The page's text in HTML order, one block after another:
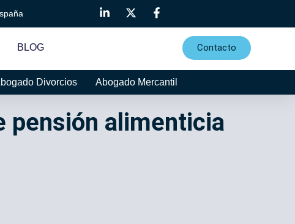
BLOG Contacto
Divorcios Abogado Mercantil
pensión alimenticia